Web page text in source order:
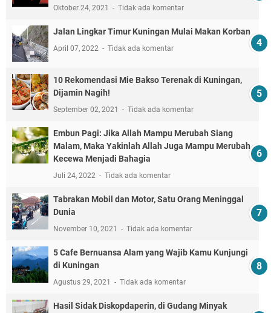
Oktober 24, 2021 Tidak ada komentar
Jalan Lingkar Timur Kuningan Mulai Makan Korban
April 07, 2022 Tidak ada komentar
10 Rekomendasi Mie Bakso Terenak di Kuningan,
Dijamin Nagih!
September 02, 2021 Tidak ada komentar
Embun Pagi: Jika Allah Mampu Merubah Siang
Malam, Maka Yakinlah Allah Juga Mampu Merubah
Kecewa Menjadi Bahagia
Juli 24, 2022 Tidak ada komentar
Tabrakan Mobil dan Motor, Satu Orang Meninggal
Dunia
November 10, 2021 Tidak ada komentar
5 Cafe Bernuansa Alam yang Wajib Kamu Kunjungi
di Kuningan
Agustus 29, 2021 Tidak ada komentar
Hasil Sidak Diskopdaperin, di Gudang Minyak